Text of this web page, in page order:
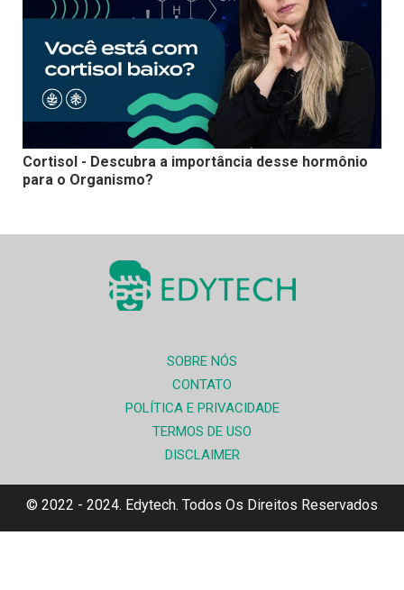
Cortisol - Descubra a importância desse hormônio
para o Organismo?
SOBRE NÓS
CONTATO
POLÍTICA E PRIVACIDADE
TERMOS DE USO
DISCLAIMER
© 2022 - 2024. Edytech. Todos Os Direitos Reservados